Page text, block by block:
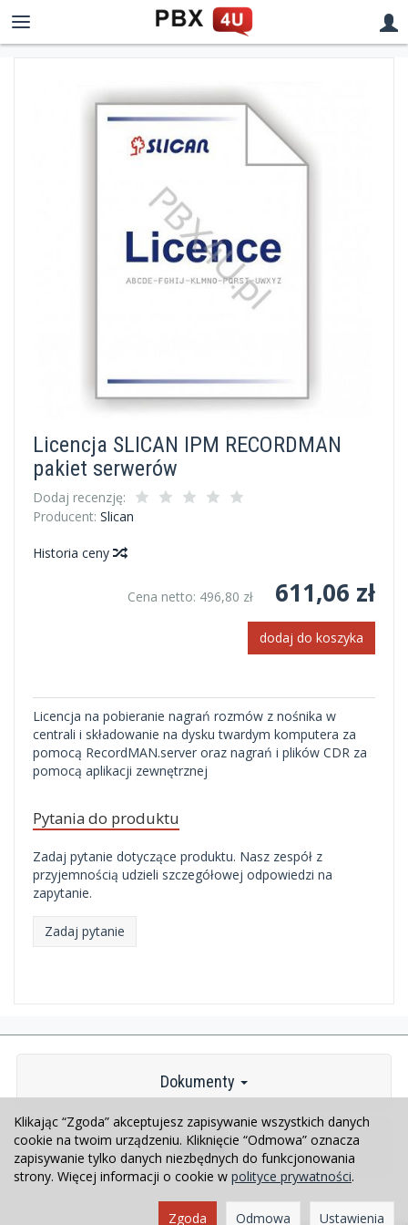
Licencja SLICAN IPM RECORDMAN
pakiet serwerów
Dodaj recenzję:
Producent: Slican
Historia ceny
Cena netto: 496,80 zł 611,06 zł
dodaj do koszyka
Licencja na pobieranie nagrań rozmów z nośnika w
centrali i składowanie na dysku twardym komputera za
pomocą RecordMAN.server oraz nagrań i plików CDR za
pomocą aplikacji zewnętrznej
Pytania do produktu
Zadaj pytanie dotyczące produktu. Nasz zespół z
przyjemnością udzieli szczegółowej odpowiedzi na
zapytanie.
Zadaj pytanie
Dokumenty
Kontakt
Klikając “Zgoda” akceptujesz zapisywanie wszystkich danych
cookie na twoim urządzeniu. Kliknięcie “Odmowa” oznacza
zapisywanie tylko danych niezbędnych do funkcjonowania
strony. Więcej informacji o cookie w polityce prywatności.
Ustawienia
Odmowa
Zgoda